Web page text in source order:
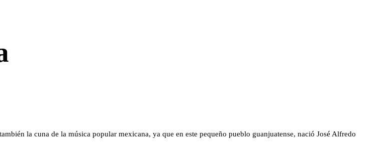
la cuna de la música popular mexicana, ya que en este pequeño pueblo guanjuatense, nació José Alfredo